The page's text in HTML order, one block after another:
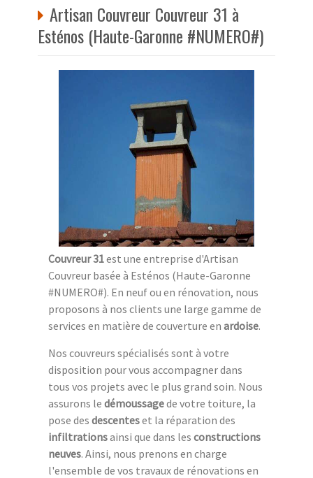
Artisan Couvreur Couvreur 31 à
Esténos (Haute-Garonne #NUMERO#)
Couvreur 31est une entreprise d'Artisan
Couvreur basée à Esténos (Haute-Garonne
#NUMERO#). En neuf ou en rénovation, nous
proposons à nos clients une large gamme de
services en matière de couverture en ardoise.
Nos couvreurs spécialisés sont à votre
disposition pour vous accompagner dans
tous vos projets avec le plus grand soin. Nous
assurons le démoussagede votre toiture, la
pose des descenteset la réparation des
infiltrationsainsi que dans les constructions
neuves. Ainsi, nous prenons en charge
l'ensemble de vos travaux de rénovations en